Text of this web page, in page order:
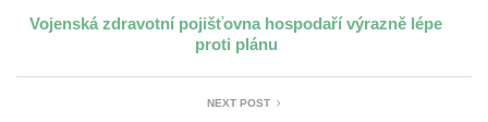
Vojenská zdravotní pojišťovna hospodaří výrazně lépe
proti plánu
NEXT POST